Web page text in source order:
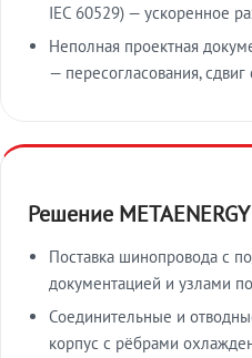
IEC 60529) — ускоренное
Неполная проектная
— пересогласования, сдвиг
Решение METAENERGY
Поставка шинопровода с
документацией и узлами
Соединительные и
корпус с рёбрами